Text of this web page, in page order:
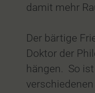
damit mehr
Der bärtige
Doktor der
hängen. So